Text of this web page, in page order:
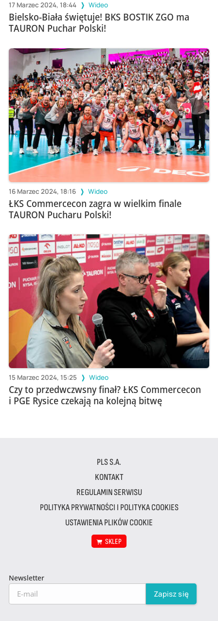
17 Marzec 2024, 18:44 Wideo
Bielsko-Biała świętuje! BKS BOSTIK ZGO ma
TAURON Puchar Polski!
16 Marzec 2024, 18:16 Wideo
ŁKS Commercecon zagra w wielkim finale
TAURON Pucharu Polski!
15 Marzec 2024, 15:25 Wideo
Czy to przedwczwsny finał? ŁKS Commercecon
i PGE Rysice czekają na kolejną bitwę
PLS S.A.
KONTAKT
REGULAMIN SERWISU
POLITYKA PRYWATNOŚCI I POLITYKA COOKIES
USTAWIENIA PLIKÓW COOKIE
SKLEP
Newsletter